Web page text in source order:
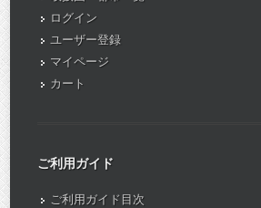
ログイン
ユーザー登録
マイページ
カート
ご利用ガイド
ご利用ガイド目次